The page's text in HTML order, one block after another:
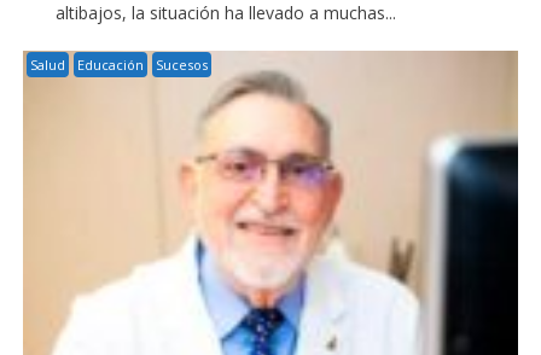
altibajos, la situación ha llevado a muchas...
Salud Educación Sucesos